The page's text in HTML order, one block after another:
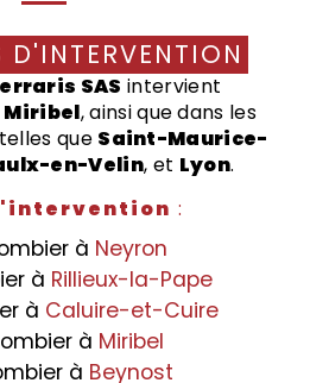
D'INTERVENTION
SAS intervient
Miribel, ainsi que dans les
que Saint-Maurice-
en-Velin, et Lyon.
:
à Neyron
à Rillieux-la-Pape
à Caluire-et-Cuire
à Miribel
à Beynost